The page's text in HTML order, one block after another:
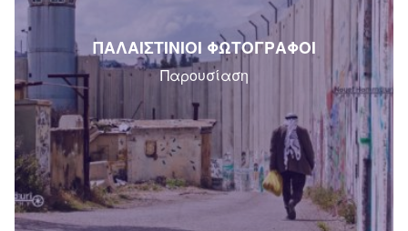
ΠΑΛΑΙΣΤΙΝΙΟΙ ΦΩΤΟΓΡΑΦΟΙ
Παρουσίαση